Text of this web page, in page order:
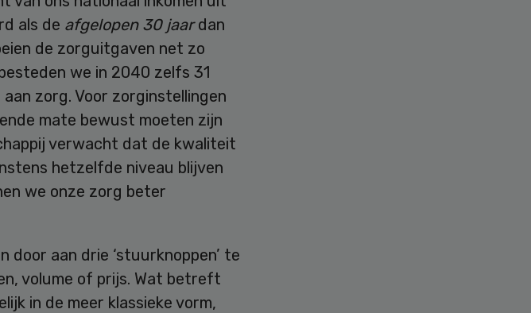
als de afgelopen 30 jaardan
de zorguitgaven net zo
we in 2040 zelfs 31
zorg. Voor zorginstellingen
mate bewust moeten zijn
verwacht dat de kwaliteit
hetzelfde niveau blijven
we onze zorg beter
door aan drie ‘stuurknoppen’ te
volume of prijs. Wat betreft
in de meer klassieke vorm,